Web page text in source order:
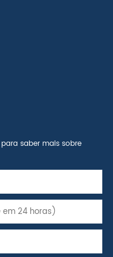
saber mais sobre